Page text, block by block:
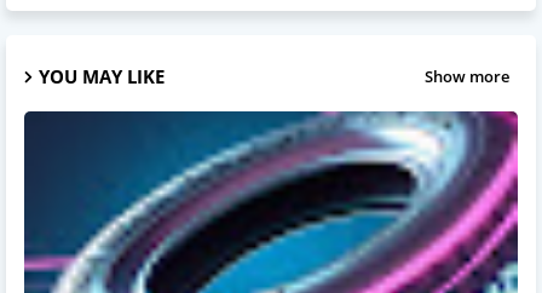
YOU MAY LIKE Show more